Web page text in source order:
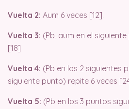
Vuelta 2: Aum 6 veces [12].
Vuelta 3: (Pb, aum en el
[18]
Vuelta 4: (Pb en los 2 siguientes
siguiente punto) repite 6 veces
Vuelta 5: (Pb en los 3 puntos